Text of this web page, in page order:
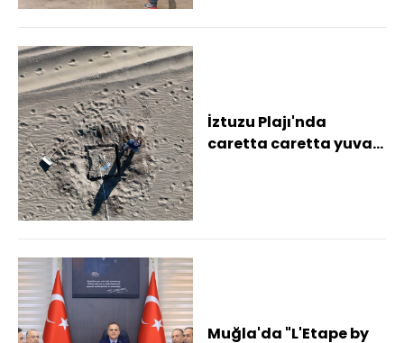
İztuzu Plajı'nda
caretta caretta yuva
Muğla'da "L'Etape by